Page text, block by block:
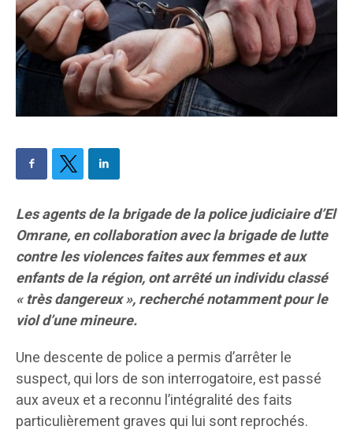
Les agents de la brigade de la police judiciaire d’El
Omrane, en collaboration avec la brigade de lutte
contre les violences faites aux femmes et aux
enfants de la région, ont arrêté un individu classé
« très dangereux », recherché notamment pour le
viol d’une mineure.
Une descente de police a permis d’arrêter le
suspect, qui lors de son interrogatoire, est passé
aux aveux et a reconnu l’intégralité des faits
particulièrement graves qui lui sont reprochés.